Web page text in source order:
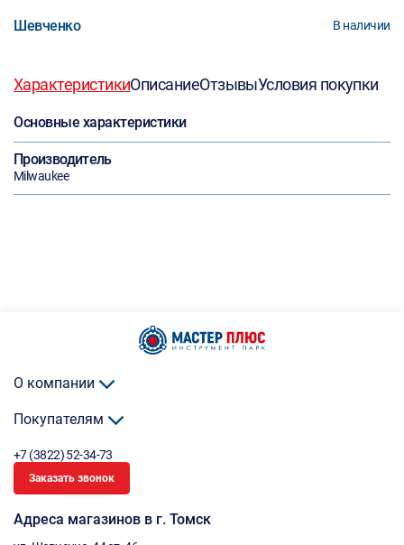
Шевченко В наличии
ХарактеристикиОписаниеОтзывыУсловия покупки
Основные характеристики
Производитель
Milwaukee
О компании
Покупателям
+7 (3822) 52-34-73
Заказать звонок
Адреса магазинов в г. Томск